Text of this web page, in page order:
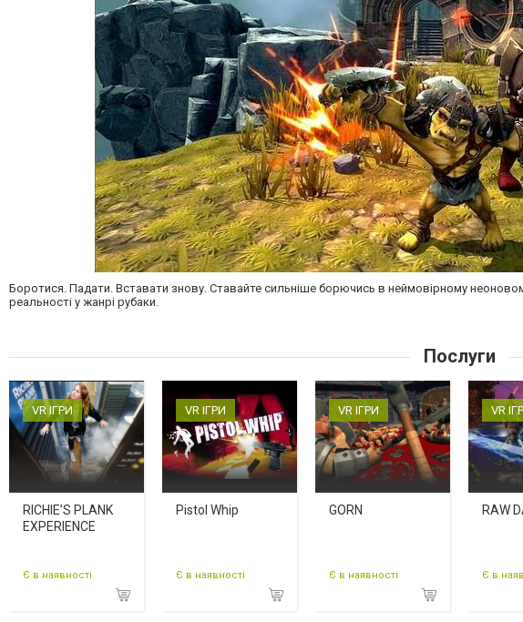
Боротися. Падати. Вставати знову. Ставайте сильніше борючись в неймовірному
реальності у жанрі рубаки.
Послуги
VR ІГРИ
RICHIE’S PLANK
EXPERIENCE
Є в наявності
VR ІГРИ
Pistol Whip
Є в наявності
VR ІГРИ
GORN
Є в наявності
VR
RAW
Є в